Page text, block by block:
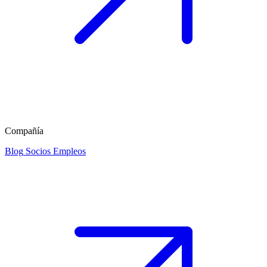
Compañía
Blog Socios Empleos